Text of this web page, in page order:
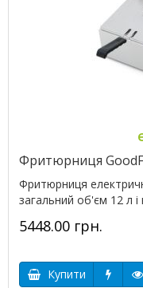
Фритюрниця
Фритюрниця
загальний об'єм 12 л
5448.00 грн.
Купити